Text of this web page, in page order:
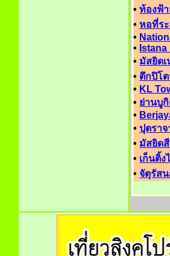
•ท้องฟ้
• หอที่ร
•
•
• มัสยิดเ
• ตึกปิโ
• KL
• ย่านบู
•
•ปุตราจ
• มัสยิด
• เก็นติ้
•จัตุรัส